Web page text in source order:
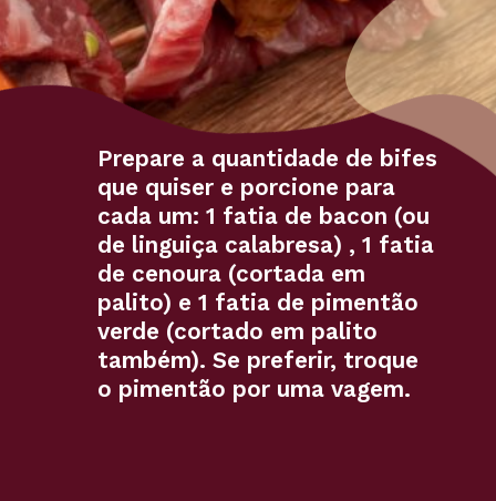
Prepare a quantidade de bifes
que quiser e porcione para
cada um: 1 fatia de bacon (ou
de linguiça calabresa) , 1 fatia
de cenoura (cortada em
palito) e 1 fatia de pimentão
verde (cortado em palito
também). Se preferir, troque
o pimentão por uma vagem.